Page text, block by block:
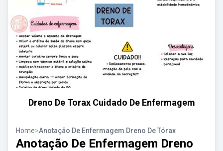
Dreno De Torax Cuidado De Enfermagem
Home>Anotação De Enfermagem Dreno De Tórax
Anotação De Enfermagem Dreno